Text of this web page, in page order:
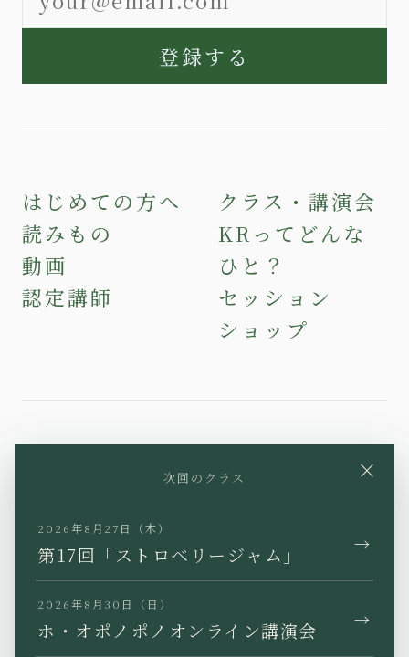
登録する
はじめての方へ
読みもの
動画
認定講師
クラス・講演会
KRってどんな
ひと？
セッション
ショップ
Facebook
JP EN KR TW
×
次回のクラス
2026年8月27日（木）
第17回「ストロベリージャム」 →
2026年8月30日（日）
ホ・オポノポノオンライン講演会 →